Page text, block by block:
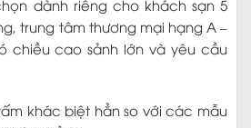
dành riêng cho khách sạn 5
trung tâm thương mại hạng A –
chiều cao sảnh lớn và yêu cầu
khác biệt hẳn so với các mẫu